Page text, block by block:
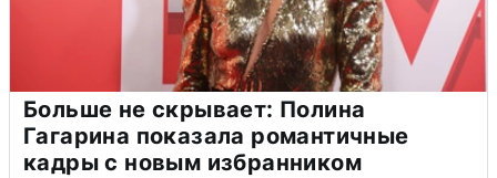
Больше не скрывает: Полина
Гагарина показала романтичные
кадры с новым избранником